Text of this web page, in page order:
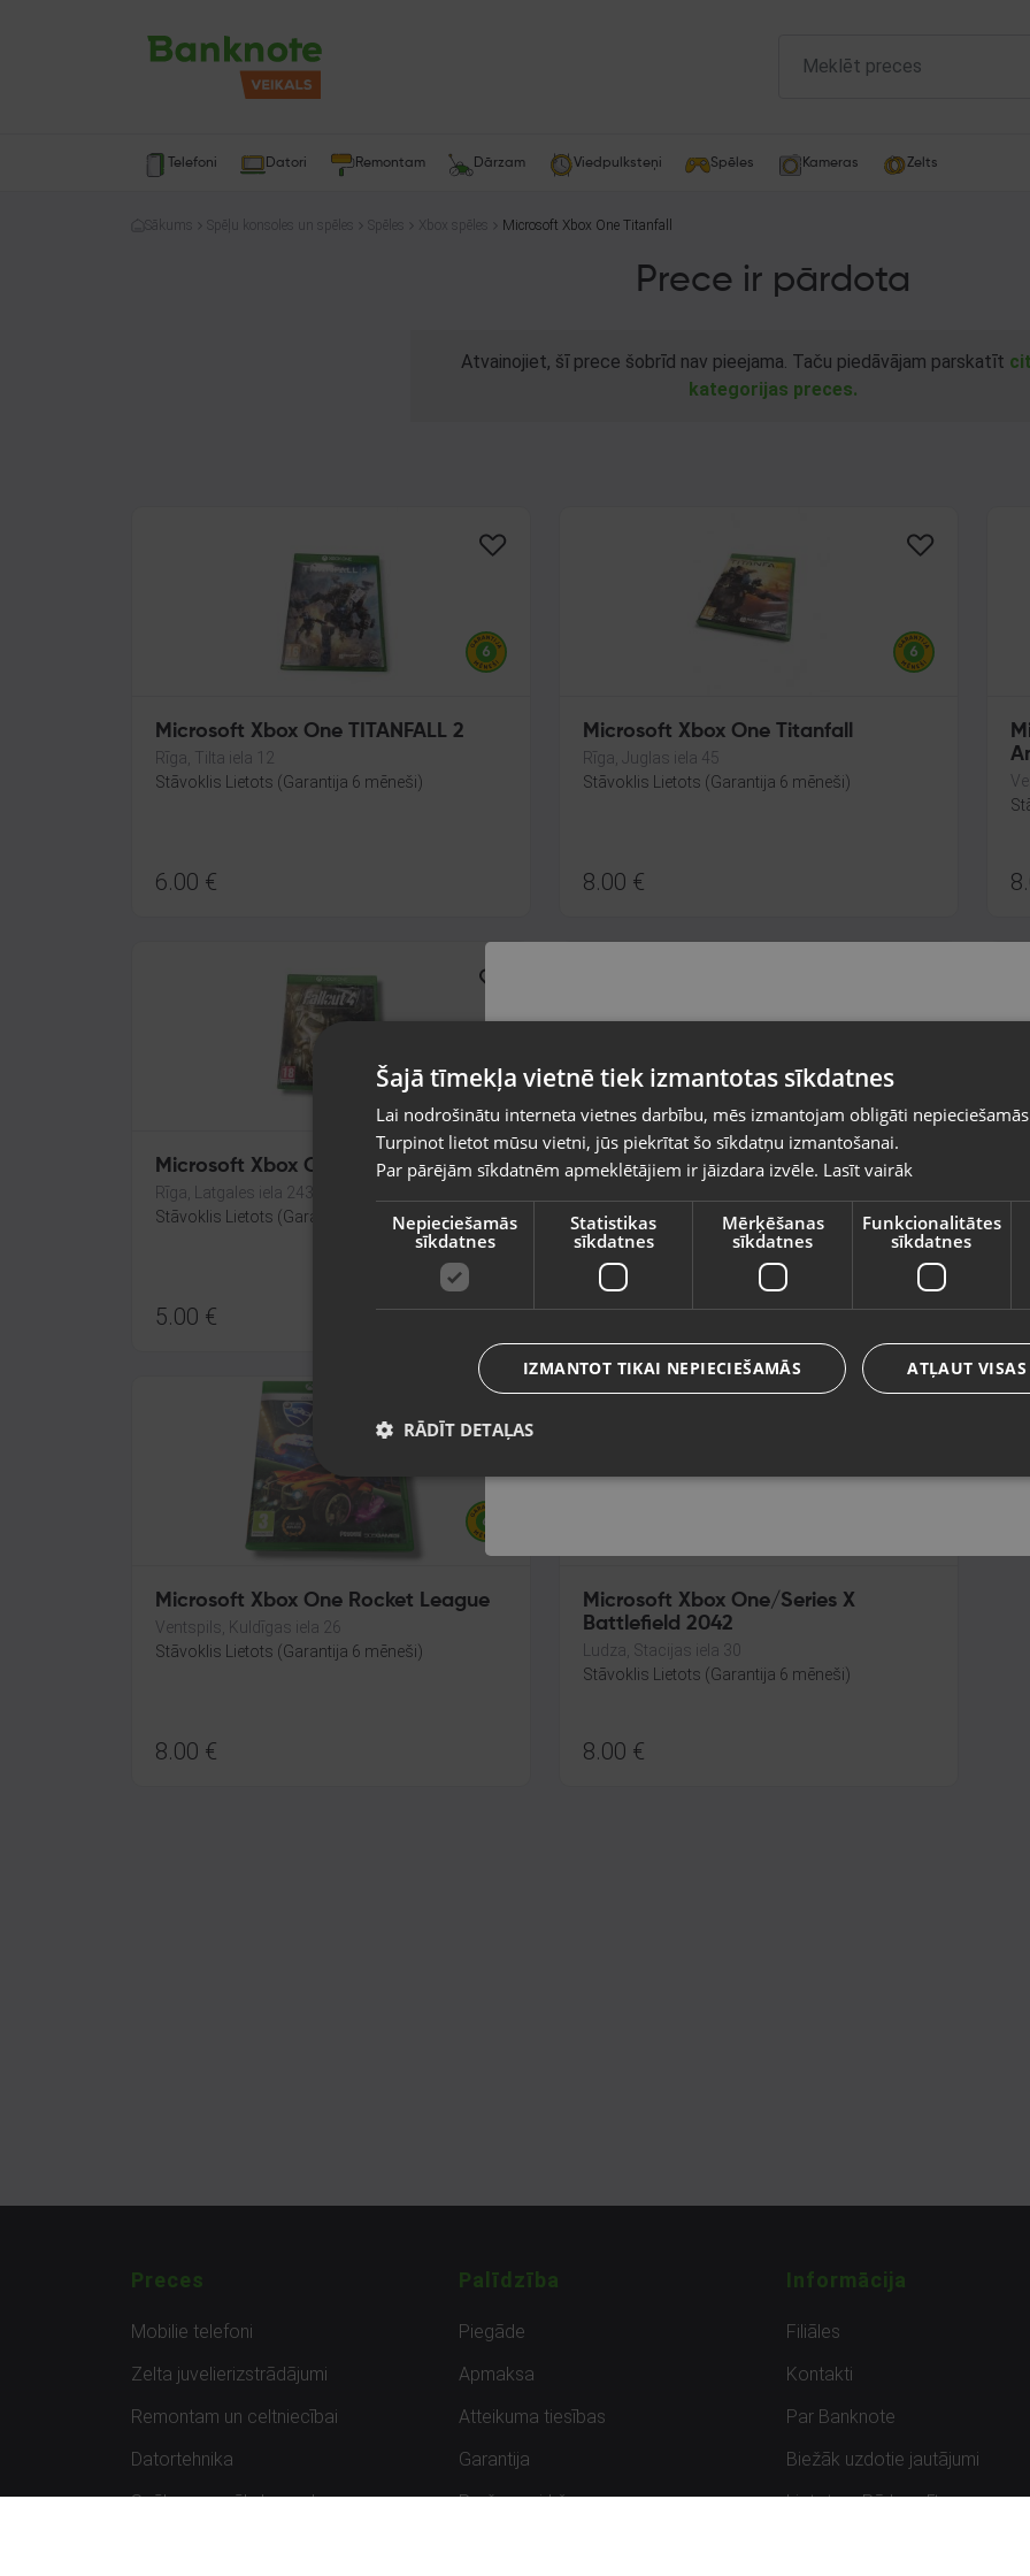
Telefoni Datori Remontam Dārzam Viedpulksteņi Spēles Kameras Zelts
Sākums Spēļu konsoles un spēles Spēles Xbox spēles Microsoft Xbox One Titanfall
Prece ir pārdota
Atvainojiet, šī prece šobrīd nav pieejama. Taču piedāvājam parskatīt
kategorijas preces.
Microsoft Xbox One TITANFALL 2
Rīga, Tilta iela 12
Stāvoklis Lietots (Garantija 6 mēneši)
6.00 €
Microsoft Xbox One Titanfall
Rīga, Juglas iela 45
Stāvoklis Lietots (Garantija 6 mēneši)
8.00 €
Microsoft Xbox One Fallout 4
Rīga, Latgales iela 243
Stāvoklis Lietots (Garantija 6 mēneši)
5.00 €
Microsoft Xbox One Dishonored 2
Stāvoklis Lietots (Garantija 6 mēneši)
8.00€
Microsoft Xbox One Rocket League
Ventspils, Kuldīgas iela 26
Stāvoklis Lietots (Garantija 6 mēneši)
8.00 €
Microsoft Xbox One/Series X
Battlefield 2042
Ludza, Stacijas iela 30
Stāvoklis Lietots (Garantija 6 mēneši)
8.00 €
Preces
Mobilie telefoni
Zelta juvelierizstrādājumi
Remontam un celtniecībai
Datortehnika
Spēles un spēļu konsoles
Palīdzība
Piegāde
Apmaksa
Atteikuma tiesības
Garantija
Preču uzpirkšana
Informācija
Filiāles
Kontakti
Par Banknote
Biežāk uzdotie jautājumi
Lietots – Pārbaudīts
valsti
Vietnes saturs būs attēlots izvēlētajā valodā
Valsts
Valoda
Latviešu / Latvian
Šajā tīmekļa vietnē tiek izmantotas sīkdatnes
Lai nodrošinātu interneta vietnes darbību, mēs izmantojam obligāti
Turpinot lietot mūsu vietni, jūs piekrītat šo sīkdatņu izmantošanai.
Par pārējām sīkdatnēm apmeklētājiem ir jāizdara izvēle. Lasīt vairāk
Nepieciešamās
sīkdatnes
Statistikas
sīkdatnes
Mērķēšanas
sīkdatnes
Funkcionalitātes
sīkdatnes
ATĻAUT
IZMANTOT TIKAI NEPIECIEŠAMĀS
RĀDĪT DETAĻAS